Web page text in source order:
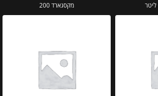
מקסגארד 200